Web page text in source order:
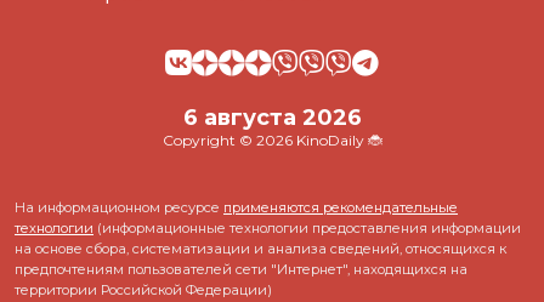
6 августа 2026
Copyright © 2026 KinoDaily 🐞
На информационном ресурсе применяются рекомендательные
технологии (информационные технологии предоставления информации
на основе сбора, систематизации и анализа сведений, относящихся к
предпочтениям пользователей сети "Интернет", находящихся на
территории Российской Федерации)